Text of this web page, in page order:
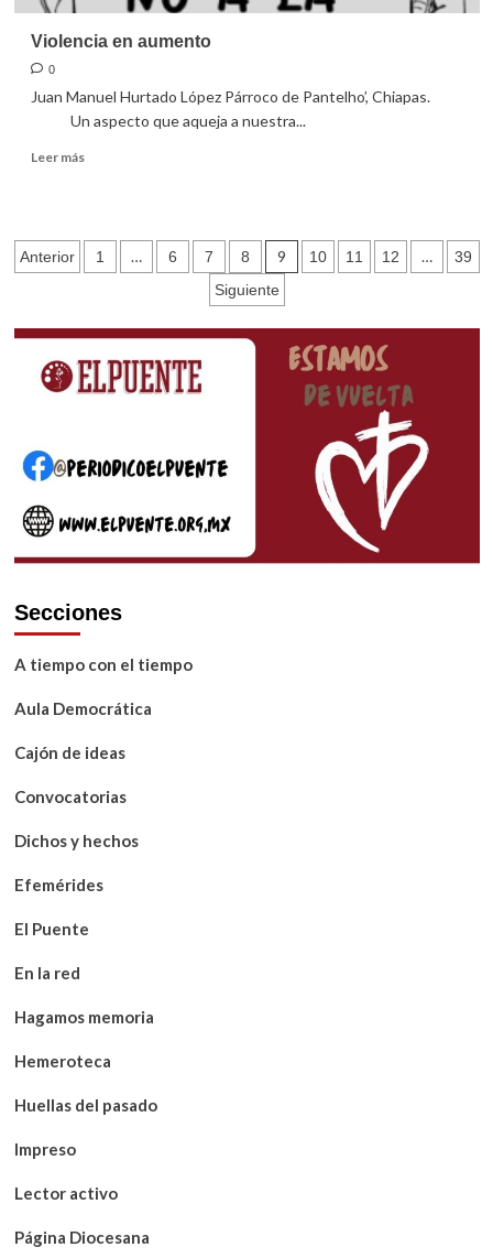
Violencia en aumento
0
Juan Manuel Hurtado López Párroco de Pantelho’, Chiapas.
Un aspecto que aqueja a nuestra...
Leer másLeer
en
aumento
Paginación
entradas
Anterior 1 … 6 7 8 9 10 11 12 …
39
Siguiente
Secciones
A tiempo con el tiempo
Aula Democrática
Cajón de ideas
Convocatorias
Dichos y hechos
Efemérides
El Puente
En la red
Hagamos memoria
Hemeroteca
Huellas del pasado
Impreso
Lector activo
Página Diocesana